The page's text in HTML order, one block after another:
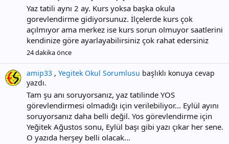
Yaz tatili aynı 2 ay. Kurs yoksa başka okula
gorevlendirme gidiyorsunuz. İlçelerde kurs çok
açılmıyor ama merkez ise kurs sorun olmuyor saatlerini
kendinize göre ayarlayabilirsiniz çok rahat edersiniz
24 dakika önce
amip33 , Yegitek Okul Sorumlusu başlıklı konuya cevap
yazdı.
Tam şu anı soruyorsanız, yaz tatilinde YOS
görevlendirmesi olmadığı için verilebiliyor... Eylül ayını
soruyorsanız daha belli değil. Yos görevlendirme için
Yeğitek Ağustos sonu, Eylül başı gibi yazı çıkar her sene.
O yazıda herşey belli olacak...